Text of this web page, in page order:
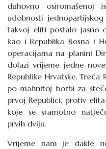
duhovno osiromašenoj
udobnosti
takvoj eliti postalo jasno
kao i Republika Bosna i
operacijama na planini
dolazi vrijeme jedne
Republike Hrvatske.
po mahnitoj borbi za
prvoj Republici, protiv
koje se sramotno
prvih dviju.
Vrijeme nam je dakle